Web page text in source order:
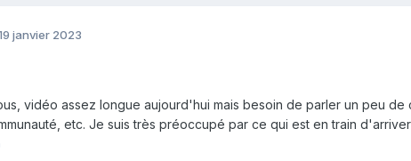
janvier 2023
vidéo assez longue aujourd'hui mais besoin de parler un peu
etc. Je suis très préoccupé par ce qui est en train